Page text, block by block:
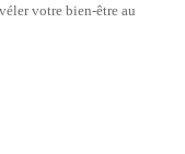
votre bien-être au